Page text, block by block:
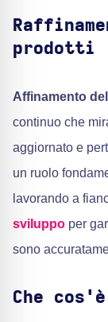
prodotti
Affinamento
continuo che
aggiornato e
un ruolo
lavorando a
sviluppo per
sono
Che